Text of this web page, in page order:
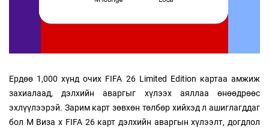
Ердөө 1,000 хүнд очих FIFA 26 Limited Edition картаа амжиж
захиалаад, дэлхийн аваргыг хүлээх аяллаа өнөөдрөөс
эхлүүлээрэй. Зарим карт зөвхөн төлбөр хийхэд л ашиглагддаг
бол M Виза x FIFA 26 карт дэлхийн аваргын хүлээлт, догдлол